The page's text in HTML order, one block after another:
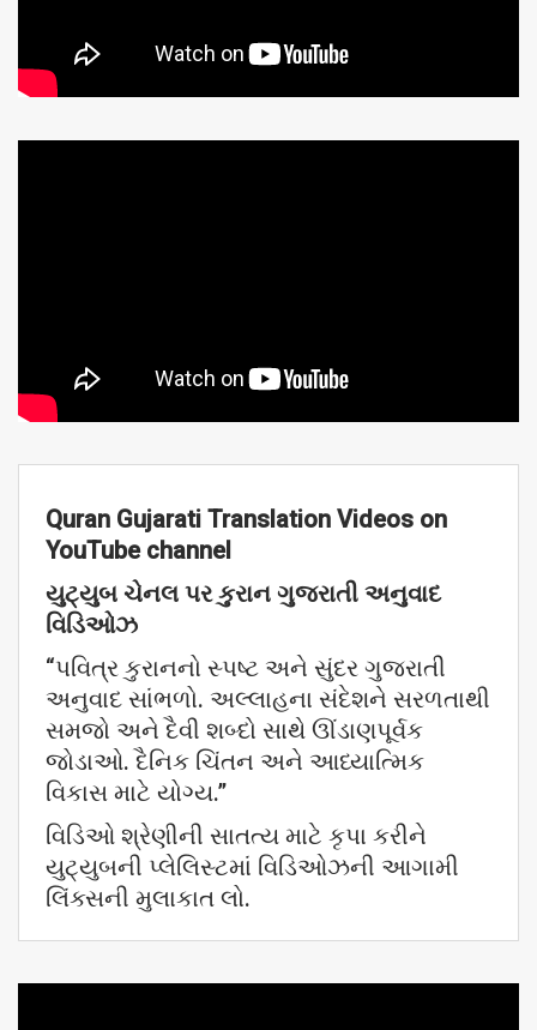
Quran Gujarati Translation Videos on
YouTube channel
યુટ્યુબ ચેનલ પરકુરાન ગુજરાતી અનુવાદ
વિડિઓઝ
“પવિત્ર કુરાનનો સ્પષ્ટ અને સુંદર ગુજરાતી
અનુવાદ સાંભળો. અલ્લાહના સંદેશને સરળતાથી
સમજો અને દૈવી શબ્દો સાથે ઊંડાણપૂર્વક
જોડાઓ. દૈનિક ચિંતન અને આધ્યાત્મિક
વિકાસ માટે યોગ્ય.”
વિડિઓ શ્રેણીની સાતત્ય માટે કૃપા કરીને
યુટ્યુબની પ્લેલિસ્ટમાં વિડિઓઝની આગામી
લિંક્સની મુલાકાત લો.